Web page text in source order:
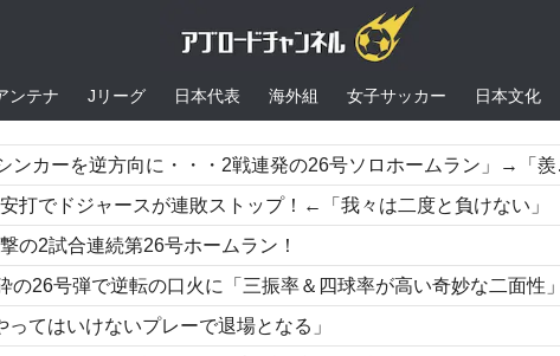
ンテナ Jリーグ 日本代表 海外組 女子サッカー 日本文化
発の26号ソロホームラン」→「羨ましすぎる 韓国はこんな打者がいなのか」「アジア打者GOAT」【MLB】
ドジャースが連敗ストップ！←「我々は二度と負けない」（海外の反応
の2試合連続第26号ホームラン！
の26号弾で逆転の口火に「三振率＆四球率が高い奇妙な二面性」
てはいけないプレーで退場となる」